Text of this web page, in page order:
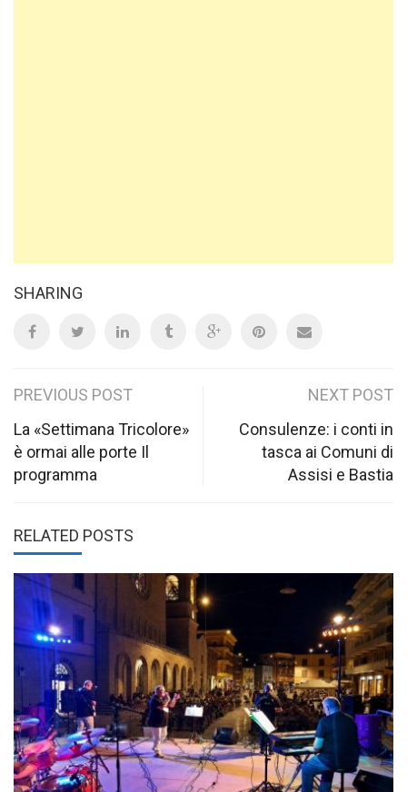
SHARING
Post
navigation
PREVIOUS POST
La «Settimana Tricolore»
è ormai alle porte Il
programma
NEXT POST
Consulenze: i conti in
tasca ai Comuni di
Assisi e Bastia
RELATED POSTS